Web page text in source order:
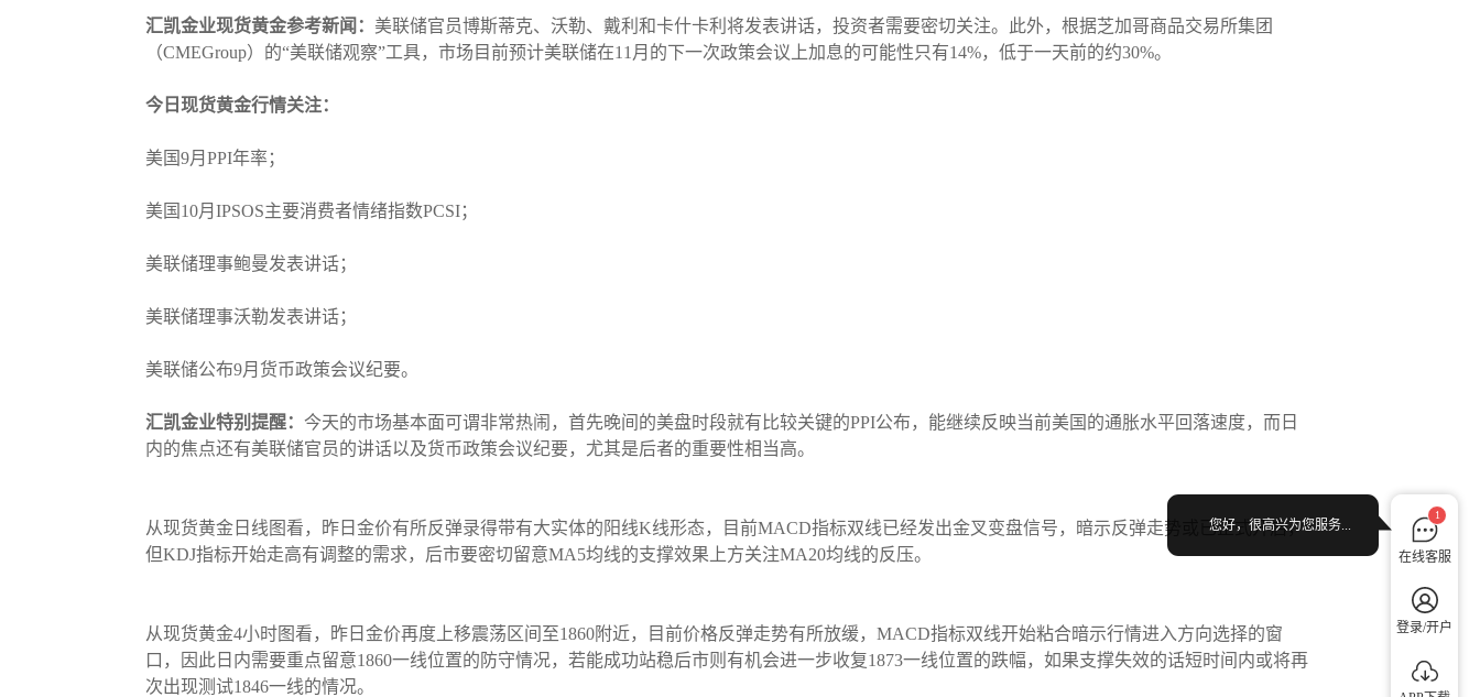
汇凯金业现货黄金参考新闻： 美联储官员博斯蒂克、沃勒、戴利和卡什卡利将发表讲话，投资者需要密切关注。此外，根据芝加哥商品交易所集团
（CMEGroup）的“美联储观察”工具，市场目前预计美联储在11月的下一次政策会议上加息的可能性只有14%，低于一天前的约30%。
今日现货黄金行情关注：
美国9月PPI年率；
美国10月IPSOS主要消费者情绪指数PCSI；
美联储理事鲍曼发表讲话；
美联储理事沃勒发表讲话；
美联储公布9月货币政策会议纪要。
汇凯金业特别提醒： 今天的市场基本面可谓非常热闹，首先晚间的美盘时段就有比较关键的PPI公布，能继续反映当前美国的通胀水平回落速度，而日
内的焦点还有美联储官员的讲话以及货币政策会议纪要，尤其是后者的重要性相当高。
从现货黄金日线图看，昨日金价有所反弹录得带有大实体的阳线K线形态，目前MACD指标双线已经发出金叉变盘信号，暗示反弹走势或已正式开启，
但KDJ指标开始走高有调整的需求，后市要密切留意MA5均线的支撑效果上方关注MA20均线的反压。
从现货黄金4小时图看，昨日金价再度上移震荡区间至1860附近，目前价格反弹走势有所放缓，MACD指标双线开始粘合暗示行情进入方向选择的窗
口，因此日内需要重点留意1860一线位置的防守情况，若能成功站稳后市则有机会进一步收复1873一线位置的跌幅，如果支撑失效的话短时间内或将再
次出现测试1846一线的情况。
1
在线客服
登录/开户
您好，很高兴为您服务...